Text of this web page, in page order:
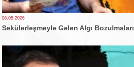
08.08.2026
Sekülerleşmeyle Gelen Algı Bozulmaları